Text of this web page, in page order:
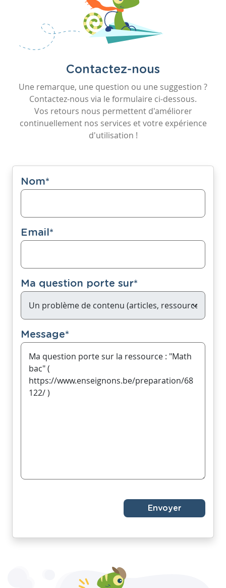
Contactez-nous
Une remarque, une question ou une suggestion ?
Contactez-nous via le formulaire ci-dessous.
Vos retours nous permettent d'améliorer
continuellement nos services et votre expérience
d'utilisation !
Nom*
Email*
Ma question porte sur*
Message*
Envoyer